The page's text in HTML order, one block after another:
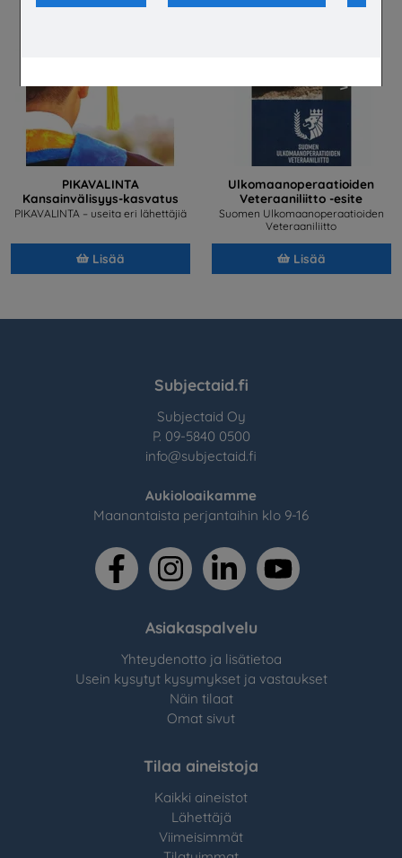
PIKAVALINTA
Kansainvälisyys-kasvatus
PIKAVALINTA – useita eri lähettäjiä
Lisää
Ulkomaanoperaatioiden
Veteraaniliitto -esite
Suomen Ulkomaanoperaatioiden
Veteraaniliitto
Lisää
Subjectaid.fi
Subjectaid Oy
P. 09-5840 0500
info@subjectaid.fi
Aukioloaikamme
Maanantaista perjantaihin klo 9-16
facebookinstagramlinkedin youtube
Asiakaspalvelu
Yhteydenotto ja lisätietoa
Usein kysytyt kysymykset ja vastaukset
Näin tilaat
Omat sivut
Tilaa aineistoja
Kaikki aineistot
Lähettäjä
Viimeisimmät